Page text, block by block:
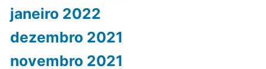
janeiro 2022
dezembro 2021
novembro 2021